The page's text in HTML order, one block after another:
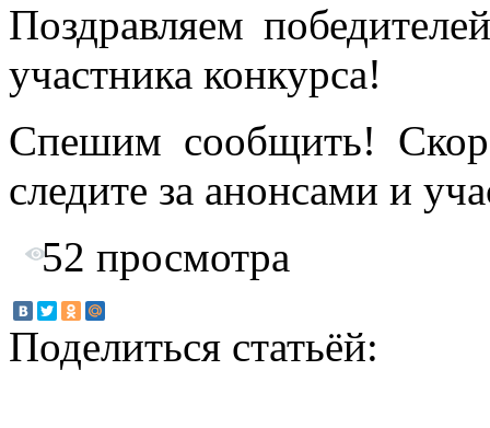
Поздравляем
участника конкурса!
Спешим сообщить!
следите за анонсами и
52 просмотра
Поделиться статьёй: